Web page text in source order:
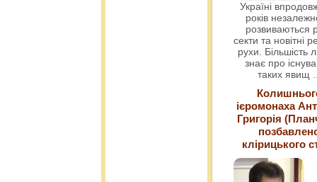
Україні
років
розвиваються
секти та новітні
рухи. Більшість
знає про
таких явищ
ієромонаха
Григорія
клірицького